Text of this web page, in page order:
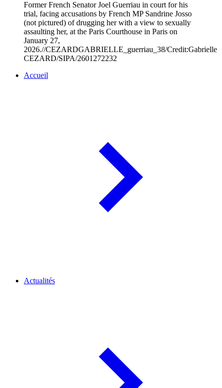
Former French Senator Joel Guerriau in court for his
trial, facing accusations by French MP Sandrine Josso
(not pictured) of drugging her with a view to sexually
assaulting her, at the Paris Courthouse in Paris on
January 27,
2026.//CEZARDGABRIELLE_guerriau_38/Credit:Gabrielle
CEZARD/SIPA/2601272232
Accueil
Actualités